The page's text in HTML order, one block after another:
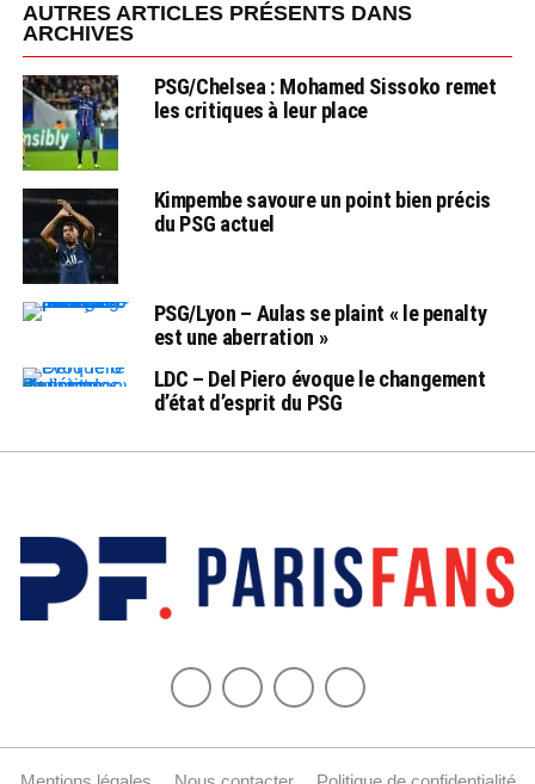
AUTRES ARTICLES PRÉSENTS DANS
ARCHIVES
PSG/Chelsea : Mohamed Sissoko remet
les critiques à leur place
Kimpembe savoure un point bien précis
du PSG actuel
PSG/Lyon – Aulas se plaint « le penalty
est une aberration »
LDC – Del Piero évoque le changement
d’état d’esprit du PSG